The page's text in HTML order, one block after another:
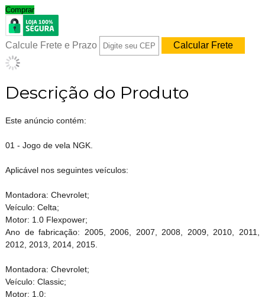
Comprar
Calcule Frete e Prazo
Descrição do Produto
Este anúncio contém:
01 - Jogo de vela NGK.
Aplicável nos seguintes veículos:
Montadora: Chevrolet;
Veículo: Celta;
Motor: 1.0 Flexpower;
Ano de fabricação: 2005, 2006, 2007, 2008, 2009, 2010, 2011,
2012, 2013, 2014, 2015.
Montadora: Chevrolet;
Veículo: Classic;
Motor: 1.0;